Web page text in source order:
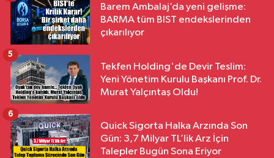
Barem Ambalaj’da yeni gelişme:
BARMA tüm BIST endekslerinden
çıkarılıyor
Tekfen Holding'de Devir Teslim:
Yeni Yönetim Kurulu Başkanı Prof. Dr.
Murat Yalçıntaş Oldu!
5
Quick Sigorta Halka Arzında Son
Gün: 3,7 Milyar TL’lik Arz İçin
Talepler Bugün Sona Eriyor
6